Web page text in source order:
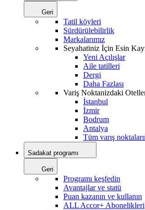
Geri
Tatil köyleri
Sürdürülebilirlik
Markalarımız
Seyahatiniz İçin Esin
Yeni Açılışlar
Aile tatilleri
Dergi
Daha Fazlası
Variş Noktanizdaki
İstanbul
İzmir
Bodrum
Antalya
Tüm varış
Sadakat programı
Geri
Programı keşfedin
Avantajlar ve statü
Puan kazanın ve kullanın
ALL Accor+ Abonelikleri